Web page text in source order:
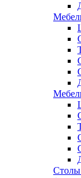
Столы